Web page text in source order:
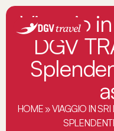
Viaggio
DGV
HOME»VIAGGIO IN SRI